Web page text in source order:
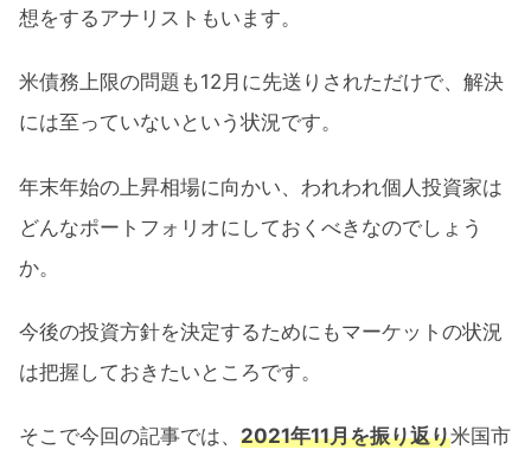
想をするアナリストもいます。
米債務上限の問題も12月に先送りされただけで、解決
には至っていないという状況です。
年末年始の上昇相場に向かい、われわれ個人投資家は
どんなポートフォリオにしておくべきなのでしょう
か。
今後の投資方針を決定するためにもマーケットの状況
は把握しておきたいところです。
そこで今回の記事では、 2021年11月を振り返り米国市